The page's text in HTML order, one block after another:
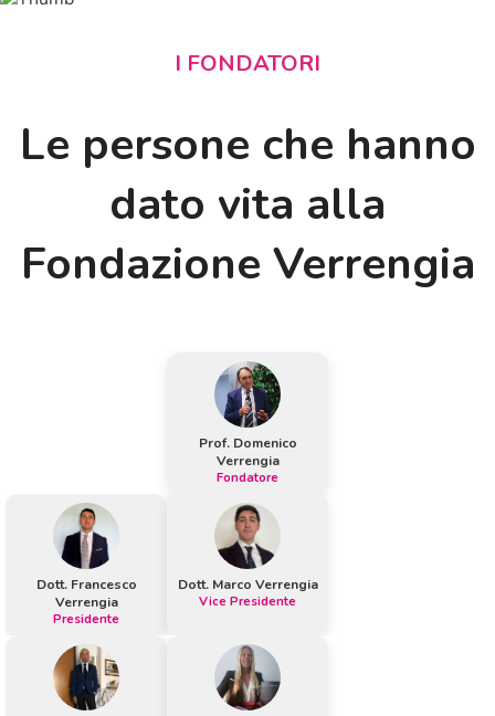
I FONDATORI
Le persone che hanno
dato vita alla
Fondazione Verrengia
Prof. Domenico
Verrengia
Fondatore
Dott. Francesco
Verrengia
Presidente
Dott. Marco Verrengia
Vice Presidente